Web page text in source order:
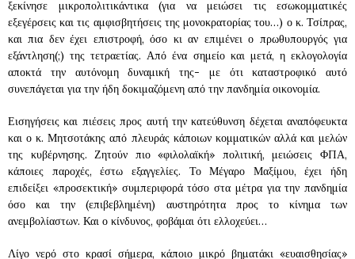
ξεκίνησε μικροπολιτικάντικα (για να μειώσει τις εσωκομματικές
εξεγέρσεις και τις αμφισβητήσεις της μονοκρατορίας του…) ο κ. Τσίπρας,
και πια δεν έχει επιστροφή, όσο κι αν επιμένει ο πρωθυπουργός για
εξάντληση(;) της τετραετίας. Από ένα σημείο και μετά, η εκλογολογία
αποκτά την αυτόνομη δυναμική της- με ότι καταστροφικό αυτό
συνεπάγεται για την ήδη δοκιμαζόμενη από την πανδημία οικονομία.
Εισηγήσεις και πιέσεις προς αυτή την κατεύθυνση δέχεται αναπόφευκτα
και ο κ. Μητσοτάκης από πλευράς κάποιων κομματικών αλλά και μελών
της κυβέρνησης. Ζητούν πιο «φιλολαϊκή» πολιτική, μειώσεις ΦΠΑ,
κάποιες παροχές, έστω εξαγγελίες. Το Μέγαρο Μαξίμου, έχει ήδη
επιδείξει «προσεκτική» συμπεριφορά τόσο στα μέτρα για την πανδημία
όσο και την (επιβεβλημένη) αυστηρότητα προς το κίνημα των
ανεμβολίαστων. Και ο κίνδυνος, φοβάμαι ότι ελλοχεύει…
Λίγο νερό στο κρασί σήμερα, κάποιο μικρό βηματάκι «ευαισθησίας»